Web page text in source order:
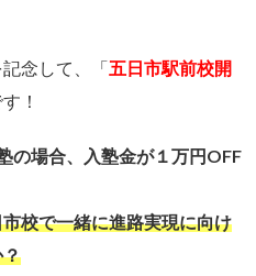
念して、「五日市駅前校開
！
の場合、入塾金が１万円OFF
校で一緒に進路実現に向け